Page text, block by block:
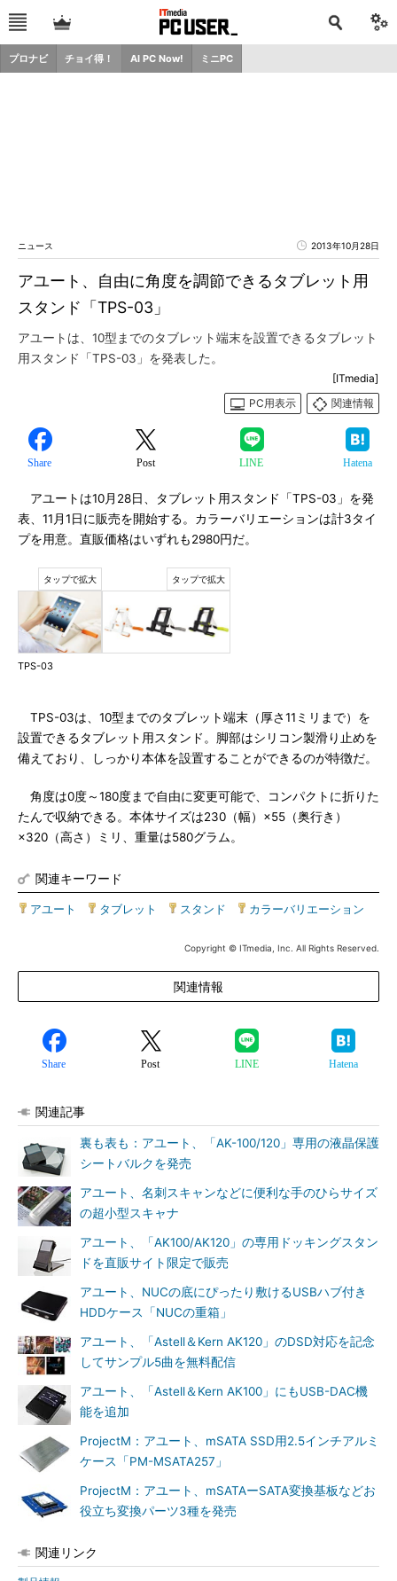
プロナビ チョイ得！ AI PC Now! ミニPC
ニュース 2013年10月28日
アユート、自由に角度を調節できるタブレット用
スタンド「TPS-03」
アユートは、10型までのタブレット端末を設置できるタブレット
用スタンド「TPS-03」を発表した。
[ITmedia]
PC用表示
関連情報
Share Post LINE Hatena
アユートは10月28日、タブレット用スタンド「TPS-03」を発
表、11月1日に販売を開始する。カラーバリエーションは計3タイ
プを用意。直販価格はいずれも2980円だ。
TPS-03
TPS-03は、10型までのタブレット端末（厚さ11ミリまで）を
設置できるタブレット用スタンド。脚部はシリコン製滑り止めを
備えており、しっかり本体を設置することができるのが特徴だ。
角度は0度～180度まで自由に変更可能で、コンパクトに折りた
たんで収納できる。本体サイズは230（幅）×55（奥行き）
×320（高さ）ミリ、重量は580グラム。
関連キーワード
アユート タブレット スタンド カラーバリエーション
Copyright © ITmedia, Inc. All Rights Reserved.
関連情報
Share Post LINE Hatena
関連記事
裏も表も：アユート、「AK-100/120」専用の液晶保護
シートバルクを発売
アユート、名刺スキャンなどに便利な手のひらサイズ
の超小型スキャナ
アユート、「AK100/AK120」の専用ドッキングスタン
ドを直販サイト限定で販売
アユート、NUCの底にぴったり敷けるUSBハブ付き
HDDケース「NUCの重箱」
アユート、「Astell＆Kern AK120」のDSD対応を記念
してサンプル5曲を無料配信
アユート、「Astell＆Kern AK100」にもUSB-DAC機
能を追加
ProjectM：アユート、mSATA SSD用2.5インチアルミ
ケース「PM-MSATA257」
ProjectM：アユート、mSATAーSATA変換基板などお
役立ち変換パーツ3種を発売
関連リンク